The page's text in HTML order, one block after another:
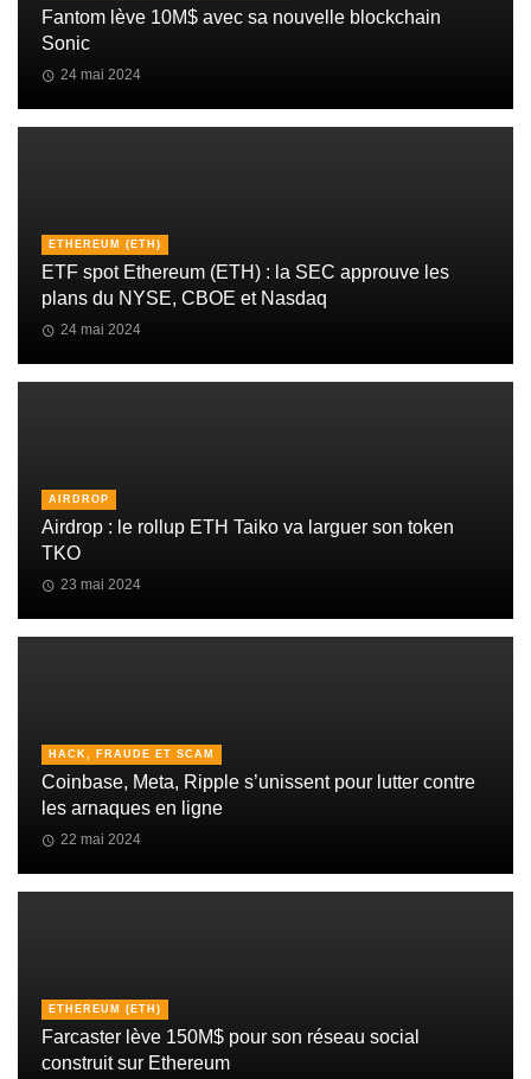
Fantom lève 10M$ avec sa nouvelle blockchain
Sonic
24 mai 2024
ETHEREUM (ETH)
ETF spot Ethereum (ETH) : la SEC approuve les
plans du NYSE, CBOE et Nasdaq
24 mai 2024
AIRDROP
Airdrop : le rollup ETH Taiko va larguer son token
TKO
23 mai 2024
HACK, FRAUDE ET SCAM
Coinbase, Meta, Ripple s’unissent pour lutter contre
les arnaques en ligne
22 mai 2024
ETHEREUM (ETH)
Farcaster lève 150M$ pour son réseau social
construit sur Ethereum